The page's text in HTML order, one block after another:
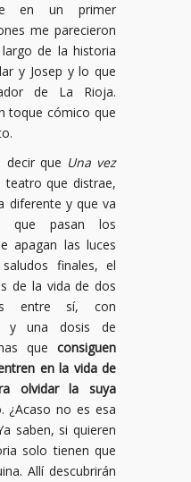
en un primer
me parecieron
de la historia
y Josep y lo que
de La Rioja.
toque cómico que
decir que Una vez
teatro que distrae,
diferente y que va
que pasan los
apagan las luces
finales, el
de la vida de dos
entre sí, con
y una dosis de
que consiguen
en la vida de
olvidar la suya
¿Acaso no es esa
saben, si quieren
solo tienen que
Allí descubrirán